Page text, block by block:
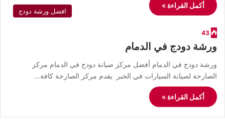
أكمل القراءة »
افضل ورشة دودج
43
ورشة دودج في الدمام
ورشة دودج في الدمام أفضل مركز صيانة دودج في الدمام مركز
الصارحة لصيانة السيارات في الخبر يقدم مركز الصارحة كافة…
أكمل القراءة »